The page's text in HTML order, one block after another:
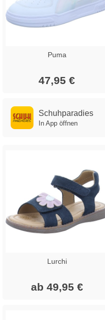
Puma
47,95 €
Schuhparadies
In App öffnen
Lurchi
ab 49,95 €